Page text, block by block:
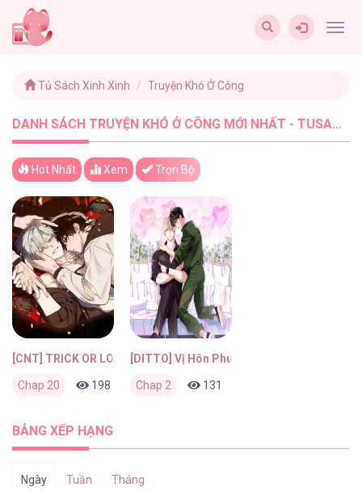
Tủ Sách Xinh Xinh Truyện Khó Ở Công
DANH SÁCH TRUYỆN KHÓ Ở CÔNG MỚI NHẤT - TUSACHXINHXINH (2)
Hot Nhất Xem Trọn Bộ
[CNT] TRICK OR LOVE
Chap 20 198 0 1 tuần trước
[DITTO] Vị Hôn Phu Dễ Xấu Hổ Của Tôi
Chap 2 131
BẢNG XẾP HẠNG
Ngày Tuần Tháng